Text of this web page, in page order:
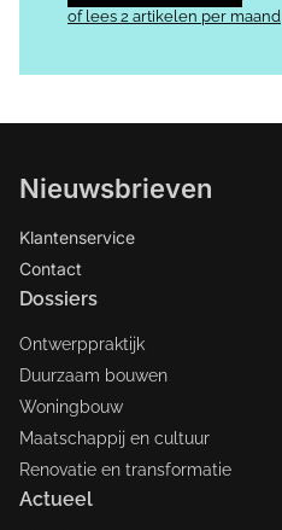
of lees 2 artikelen per maand
Nieuwsbrieven
Klantenservice
Contact
Dossiers
Ontwerppraktijk
Duurzaam bouwen
Woningbouw
Maatschappij en cultuur
Renovatie en transformatie
Actueel